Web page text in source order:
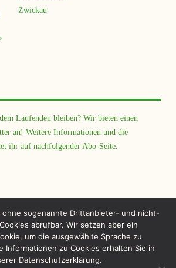
Zwickau
Laufenden bleiben? Wir bieten einen
an! Weitere Informationen und die
ihr auf nachfolgender Abo-Seite.
ohne sogenannte Drittanbieter- und nicht-
abrufbar. Wir setzen aber ein
um die ausgewählte Sprache zu
Informationen zu Cookies erhalten Sie in
Datenschutzerklärung.